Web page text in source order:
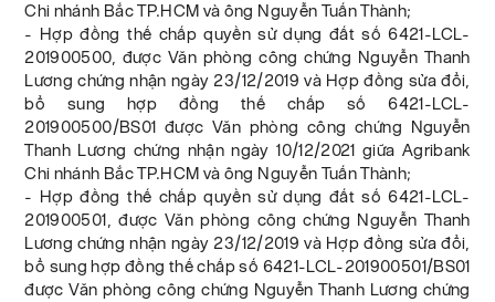
Chi nhánh Bắc TP.HCM và ông Nguyễn Tuấn Thành;
- Hợp đồng thế chấp quyền sử dụng đất số 6421-LCL-
201900500, được Văn phòng công chứng Nguyễn Thanh
Lương chứng nhận ngày 23/12/2019 và Hợp đồng sửa đổi,
bổ sung hợp đồng thế chấp số 6421-LCL-
201900500/BS01 được Văn phòng công chứng Nguyễn
Thanh Lương chứng nhận ngày 10/12/2021 giữa Agribank
Chi nhánh Bắc TP.HCM và ông Nguyễn Tuấn Thành;
- Hợp đồng thế chấp quyền sử dụng đất số 6421-LCL-
201900501, được Văn phòng công chứng Nguyễn Thanh
Lương chứng nhận ngày 23/12/2019 và Hợp đồng sửa đổi,
bổ sung hợp đồng thế chấp số 6421-LCL-201900501/BS01
được Văn phòng công chứng Nguyễn Thanh Lương chứng